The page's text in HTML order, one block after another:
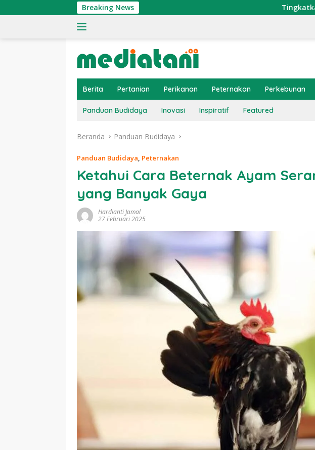
ke
Breaking News Tingkatkan Ekonomi
Berita Pertanian Perikanan Peternakan Perkebunan
Panduan Budidaya Inovasi Inspiratif Featured
Beranda Panduan Budidaya
Panduan Budidaya, Peternakan
Ketahui Cara Beternak Ayam
yang Banyak Gaya
Hardianti Jamal
27 Februari 2025